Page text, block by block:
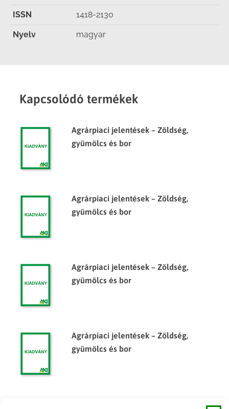
ISSN 1418-2130
Nyelv magyar
Kapcsolódó termékek
Agrárpiaci jelentések – Zöldség,
gyümölcs és bor
Agrárpiaci jelentések – Zöldség,
gyümölcs és bor
Agrárpiaci jelentések – Zöldség,
gyümölcs és bor
Agrárpiaci jelentések – Zöldség,
gyümölcs és bor